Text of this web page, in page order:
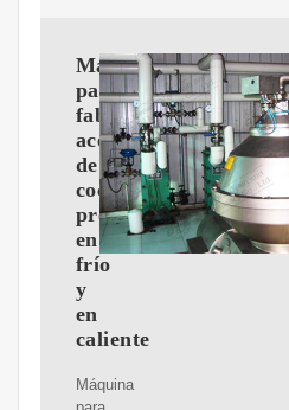
Máquina
para
fabricar
aceite
de
coco
prensado
en
frío
y
en
caliente
Máquina